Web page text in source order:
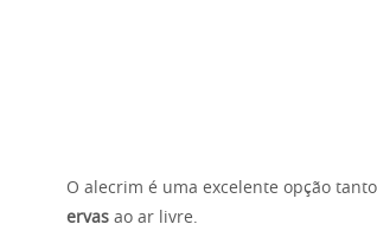
O alecrim é uma excelente opção
ervas ao ar livre.